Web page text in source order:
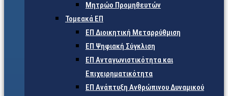
Μητρώο Προμηθευτών
Τομεακά ΕΠ
ΕΠ Διοικητική Μεταρρύθμιση
ΕΠ Ψηφιακή Σύγκλιση
ΕΠ Ανταγωνιστικότητα και
Επιχειρηματικότητα
ΕΠ Ανάπτυξη Ανθρώπινου Δυναμικού